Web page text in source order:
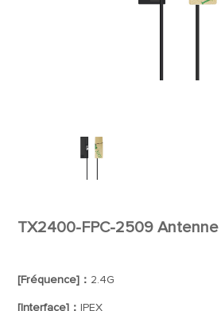
TX2400-FPC-2509 Antenne
[Fréquence]： 2.4G
[Interface]： IPEX